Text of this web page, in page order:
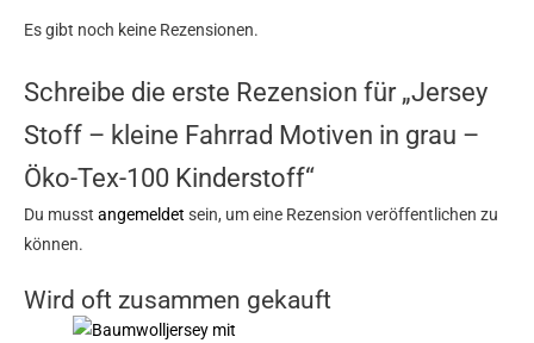
Es gibt noch keine Rezensionen.
Schreibe die erste Rezension für „Jersey
Stoff – kleine Fahrrad Motiven in grau –
Öko-Tex-100 Kinderstoff“
Du musst angemeldet sein, um eine Rezension veröffentlichen zu
können.
Wird oft zusammen gekauft